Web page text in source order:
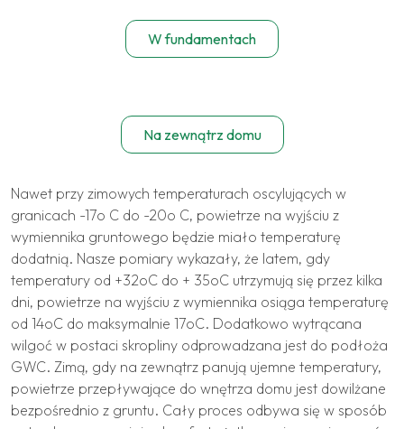
W fundamentach
Na zewnątrz domu
Nawet przy zimowych temperaturach oscylujących w
granicach -17o C do -20o C, powietrze na wyjściu z
wymiennika gruntowego będzie miało temperaturę
dodatnią. Nasze pomiary wykazały, że latem, gdy
temperatury od +32oC do + 35oC utrzymują się przez kilka
dni, powietrze na wyjściu z wymiennika osiąga temperaturę
od 14oC do maksymalnie 17oC. Dodatkowo wytrącana
wilgoć w postaci skropliny odprowadzana jest do podłoża
GWC. Zimą, gdy na zewnątrz panują ujemne temperatury,
powietrze przepływające do wnętrza domu jest dowilżane
bezpośrednio z gruntu. Cały proces odbywa się w sposób